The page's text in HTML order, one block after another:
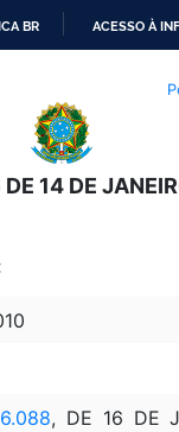
O
CONTEÚDO
BR ACESSO À
DE 14 DE
, DE 16 DE